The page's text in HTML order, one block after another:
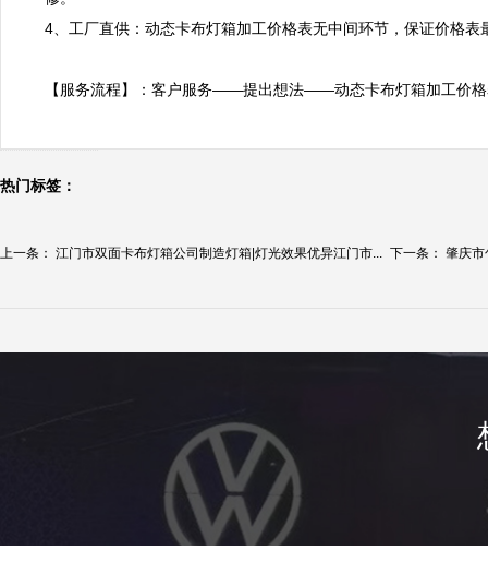
4、工厂直供：动态卡布灯箱加工价格表无中间环节，保证价格表
【服务流程】：客户服务——提出想法——动态卡布灯箱加工
热门标签：
上一条： 江门市双面卡布灯箱公司制造灯箱|灯光效果优异江门市... 下一条： 肇庆市